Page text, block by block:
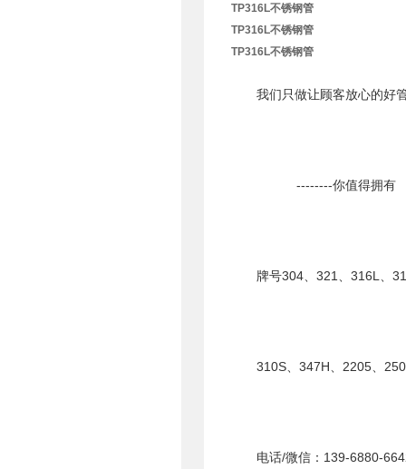
TP316L不锈钢管
TP316L不锈钢管
TP316L不锈钢管
我们只做让顾客放心的好
--------你值得拥有
牌号304、321、316L、
310S、347H、2205、
电话/微信：139-6880-